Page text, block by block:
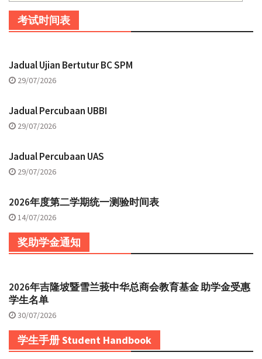
考试时间表
Jadual Ujian Bertutur BC SPM
29/07/2026
Jadual Percubaan UBBI
29/07/2026
Jadual Percubaan UAS
29/07/2026
2026年度第二学期统一测验时间表
14/07/2026
奖助学金通知
2026年吉隆坡暨雪兰莪中华总商会教育基金 助学金受惠
学生名单
30/07/2026
学生手册 Student Handbook